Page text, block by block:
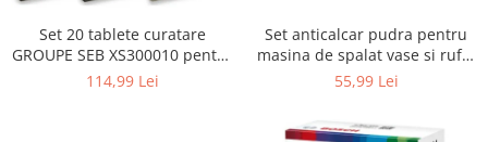
Aparate Racire Aer
Aragaze si cuptoare cu microunde
Set 20 tablete curatare
GROUPE SEB XS300010 pentru
espressoare Krups (2x10
114,99 Lei
Set anticalcar pudra pentru
masina de spalat vase si rufe,
WPRO 484000008416, 2 x 250g
55,99 Lei